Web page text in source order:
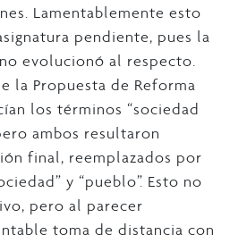
Lamentablemente esto
pendiente, pues la
evolucionó al respecto.
la Propuesta de Reforma
los términos “sociedad
ambos resultaron
final, reemplazados por
y “pueblo”. Esto no
pero al parecer
toma de distancia con